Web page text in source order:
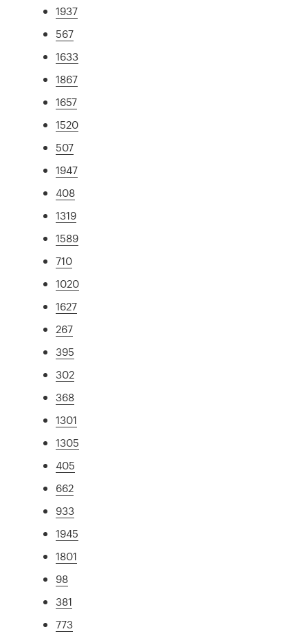
1937
567
1633
1867
1657
1520
507
1947
408
1319
1589
710
1020
1627
267
395
302
368
1301
1305
405
662
933
1945
1801
98
381
773